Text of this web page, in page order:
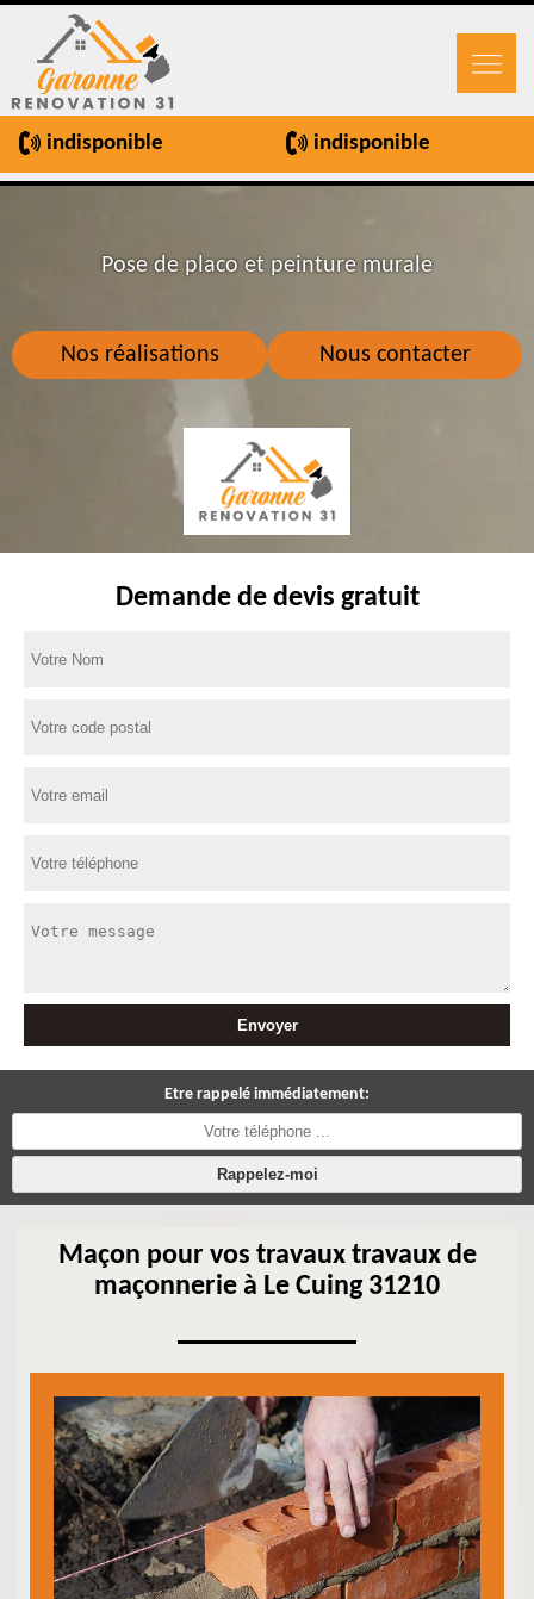
indisponible indisponible
Nos réalisations Nous contacter
Pose de placo et peinture murale
Demande de devis gratuit
Etre rappelé immédiatement:
Maçon pour vos travaux travaux de
maçonnerie à Le Cuing 31210